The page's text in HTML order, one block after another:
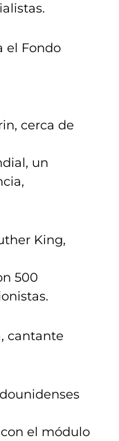
el Fondo
cerca de
un
King,
500
cantante
el módulo